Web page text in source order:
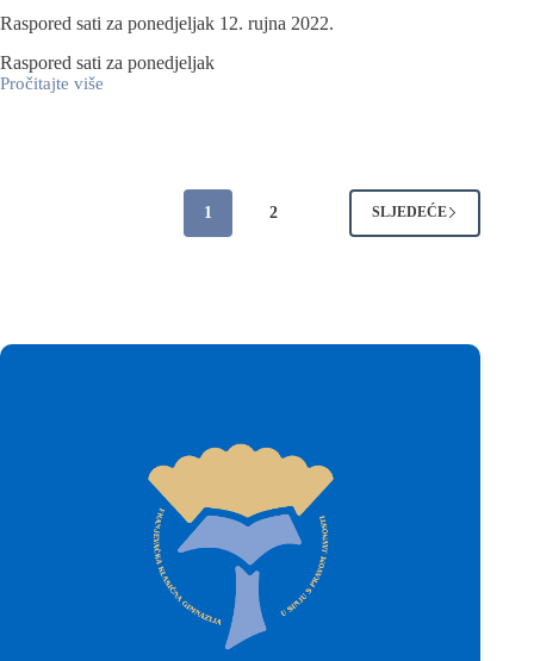
Raspored sati za ponedjeljak 12. rujna 2022.
Raspored sati za ponedjeljak
Pročitajte više
1 2 SLJEDEĆE